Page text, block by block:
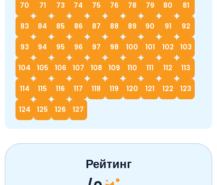
70 71 73 74 75 76 78 79 80 81
83 84 85 86 87 88 89 90 91 92
93 94 95 96 97 98 100 101 102 103
104 105 106 107 108 109 110 111 112 113
114 115 116 117 118 119 120 121 122 123
124 125 126 127
Рейтинг